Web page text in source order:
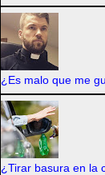
¿Es malo que me
¿Tirar basura en la